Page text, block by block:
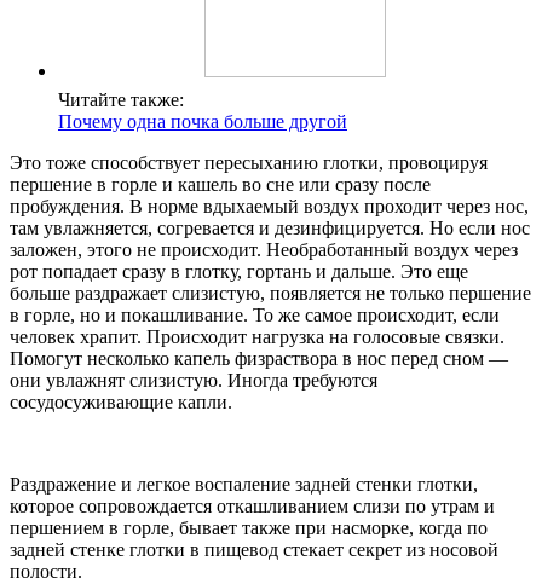
Читайте также:
Почему одна почка больше другой
Это тоже способствует пересыханию глотки, провоцируя
першение в горле и кашель во сне или сразу после
пробуждения. В норме вдыхаемый воздух проходит через нос,
там увлажняется, согревается и дезинфицируется. Но если нос
заложен, этого не происходит. Необработанный воздух через
рот попадает сразу в глотку, гортань и дальше. Это еще
больше раздражает слизистую, появляется не только першение
в горле, но и покашливание. То же самое происходит, если
человек храпит. Происходит нагрузка на голосовые связки.
Помогут несколько капель физраствора в нос перед сном —
они увлажнят слизистую. Иногда требуются
сосудосуживающие капли.
Раздражение и легкое воспаление задней стенки глотки,
которое сопровождается откашливанием слизи по утрам и
першением в горле, бывает также при насморке, когда по
задней стенке глотки в пищевод стекает секрет из носовой
полости.